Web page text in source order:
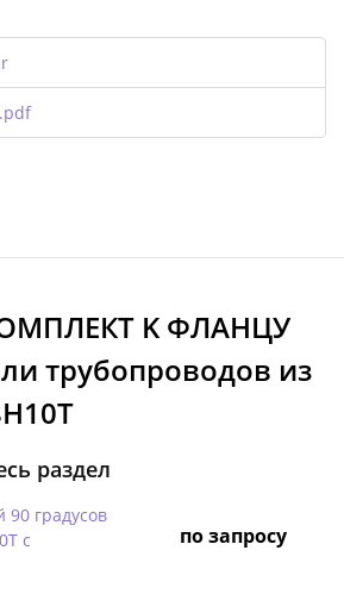
K ФЛАНЦУ
трубопроводов из
раздел
градусов
с
по запросу